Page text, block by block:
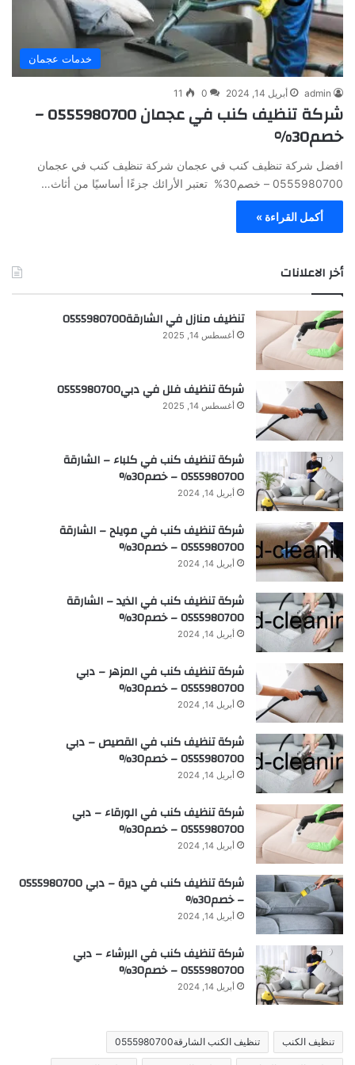
خدمات عجمان
admin أبريل 14, 2024 0
11
شركة تنظيف كنب في عجمان 0555980700 –
خصم30%
افضل شركة تنظيف كنب في عجمان شركة تنظيف كنب في عجمان
0555980700 – خصم30% تعتبر الأرائك جزءًا أساسيًا من أثاث…
أكمل القراءة »
أخر الاعلانات
تنظيف منازل في الشارقة0555980700
أغسطس 14, 2025
شركة تنظيف فلل في دبي0555980700
أغسطس 14, 2025
شركة تنظيف كنب في كلباء – الشارقة
0555980700 – خصم30%
أبريل 14, 2024
شركة تنظيف كنب في مويلح – الشارقة
0555980700 – خصم30%
أبريل 14, 2024
شركة تنظيف كنب في الذيد – الشارقة
0555980700 – خصم30%
أبريل 14, 2024
شركة تنظيف كنب في المزهر – دبي
0555980700 – خصم30%
أبريل 14, 2024
شركة تنظيف كنب في القصيص – دبي
0555980700 – خصم30%
أبريل 14, 2024
شركة تنظيف كنب في الورقاء – دبي
0555980700 – خصم30%
أبريل 14, 2024
شركة تنظيف كنب في ديرة – دبي 0555980700
– خصم30%
أبريل 14, 2024
شركة تنظيف كنب في البرشاء – دبي
0555980700 – خصم30%
أبريل 14, 2024
تنظيف الكنب تنظيف الكنب الشارقة0555980700